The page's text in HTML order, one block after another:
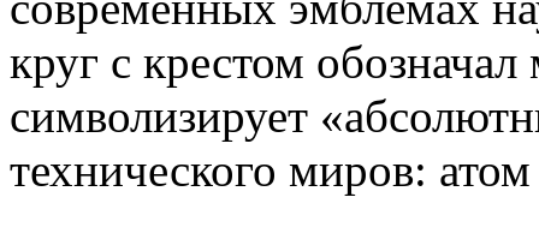
круг с крестом
символизирует
технического миров: